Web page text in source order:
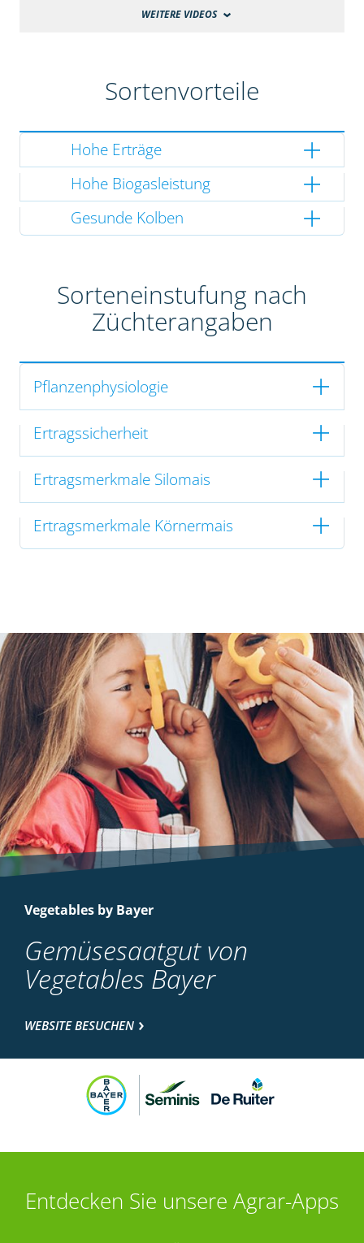
WEITERE VIDEOS
Sortenvorteile
Hohe Erträge
Hohe Biogasleistung
Gesunde Kolben
Sorteneinstufung nach
Züchterangaben
Pflanzenphysiologie
Ertragssicherheit
Ertragsmerkmale Silomais
Ertragsmerkmale Körnermais
Vegetables by Bayer
Gemüsesaatgut von
Vegetables Bayer
WEBSITE BESUCHEN
Entdecken Sie unsere Agrar-Apps